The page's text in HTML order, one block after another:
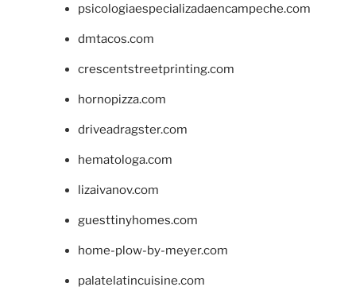
psicologiaespecializadaencampeche.com
dmtacos.com
crescentstreetprinting.com
hornopizza.com
driveadragster.com
hematologa.com
lizaivanov.com
guesttinyhomes.com
home-plow-by-meyer.com
palatelatincuisine.com